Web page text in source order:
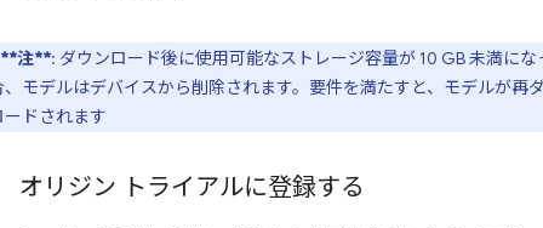
**注**: ダウンロード後に使用可能なストレージ容量が 10 GB 未満にな
、モデルはデバイスから削除されます。要件を満たすと、モデルが再
ードされます
オリジン トライアルに登録する